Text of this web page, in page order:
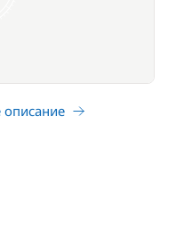
описание